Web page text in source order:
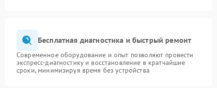
Бесплатная диагностика и быстрый ремонт
Современное оборудование и опыт позволяют провести
экспресс-диагностику и восстановление в кратчайшие
сроки, минимизируя время без устройства